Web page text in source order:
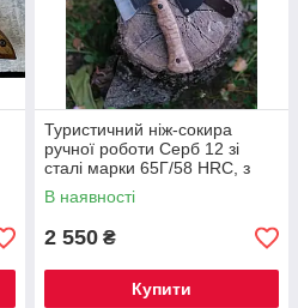
Туристичний ніж-сокира
ручної роботи Серб 12 зі
сталі марки 65Г/58 HRC, з
шкіряним чохлом у комплекті
В наявності
2 550 ₴
Купити